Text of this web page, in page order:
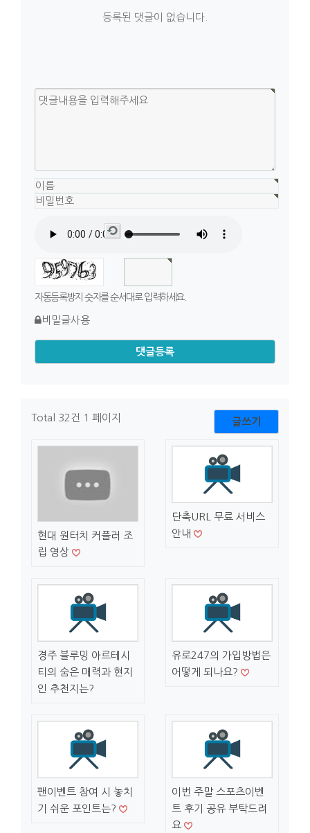
등록된 댓글이 없습니다.
새
자동등록방지 숫자를 순서대로 입력하세요.
비밀글사용
Total 32건 1 페이지 글쓰기
현대 원터치 커플러 조
립 영상
단축URL 무료 서비스
안내
경주 블루밍 아르테시
티의 숨은 매력과 현지
인 추천지는?
유로247의 가입방법은
어떻게 되나요?
팬이벤트 참여 시 놓치
기 쉬운 포인트는?
이번 주말 스포츠이벤
트 후기 공유 부탁드려
요